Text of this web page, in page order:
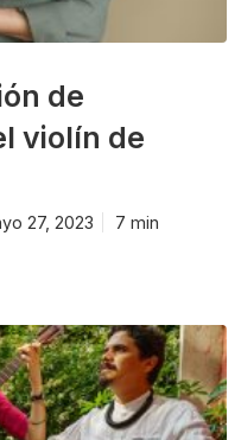
de
violín de
27, 2023 7 min